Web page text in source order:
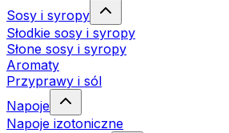
Sosy i syropy
Słodkie sosy i syropy
Słone sosy i syropy
Aromaty
Przyprawy i sól
Napoje
Napoje izotoniczne